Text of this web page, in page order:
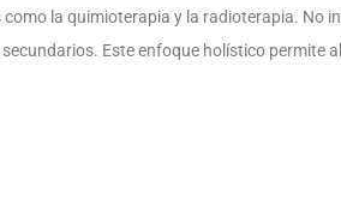
la quimioterapia y la radioterapia. No
Este enfoque holístico permite